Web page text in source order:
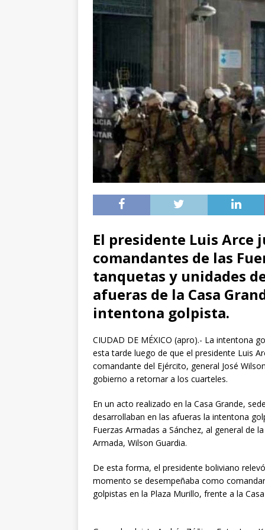
El presidente Luis Arce
comandantes de las
tanquetas y unidades
afueras de la Casa
intentona golpista.
CIUDAD DE MÉXICO (apro).- La intentona
esta tarde luego de que el presidente Luis
comandante del Ejército, general José
gobierno a retornar a los cuarteles.
En un acto realizado en la Casa Grande,
desarrollaban en las afueras la intentona
Fuerzas Armadas a Sánchez, al general de
Armada, Wilson Guardia.
De esta forma, el presidente boliviano
momento se desempeñaba como
golpistas en la Plaza Murillo, frente a la